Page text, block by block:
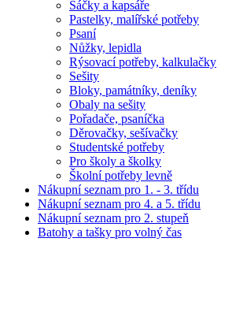
Sáčky a kapsáře
Pastelky, malířské potřeby
Psaní
Nůžky, lepidla
Rýsovací potřeby, kalkulačky
Sešity
Bloky, památníky, deníky
Obaly na sešity
Pořadače, psaníčka
Děrovačky, sešívačky
Studentské potřeby
Pro školy a školky
Školní potřeby levně
Nákupní seznam pro 1. - 3. třídu
Nákupní seznam pro 4. a 5. třídu
Nákupní seznam pro 2. stupeň
Batohy a tašky pro volný čas